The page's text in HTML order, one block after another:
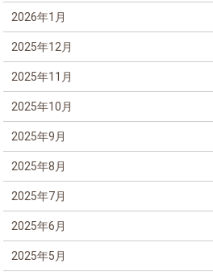
2026年1月
2025年12月
2025年11月
2025年10月
2025年9月
2025年8月
2025年7月
2025年6月
2025年5月